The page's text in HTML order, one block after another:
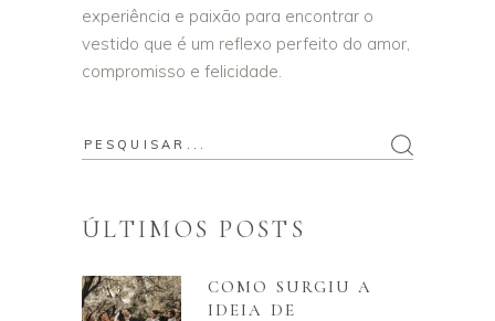
experiência e paixão para encontrar o
vestido que é um reflexo perfeito do amor,
compromisso e felicidade.
ÚLTIMOS POSTS
COMO SURGIU A
IDEIA DE